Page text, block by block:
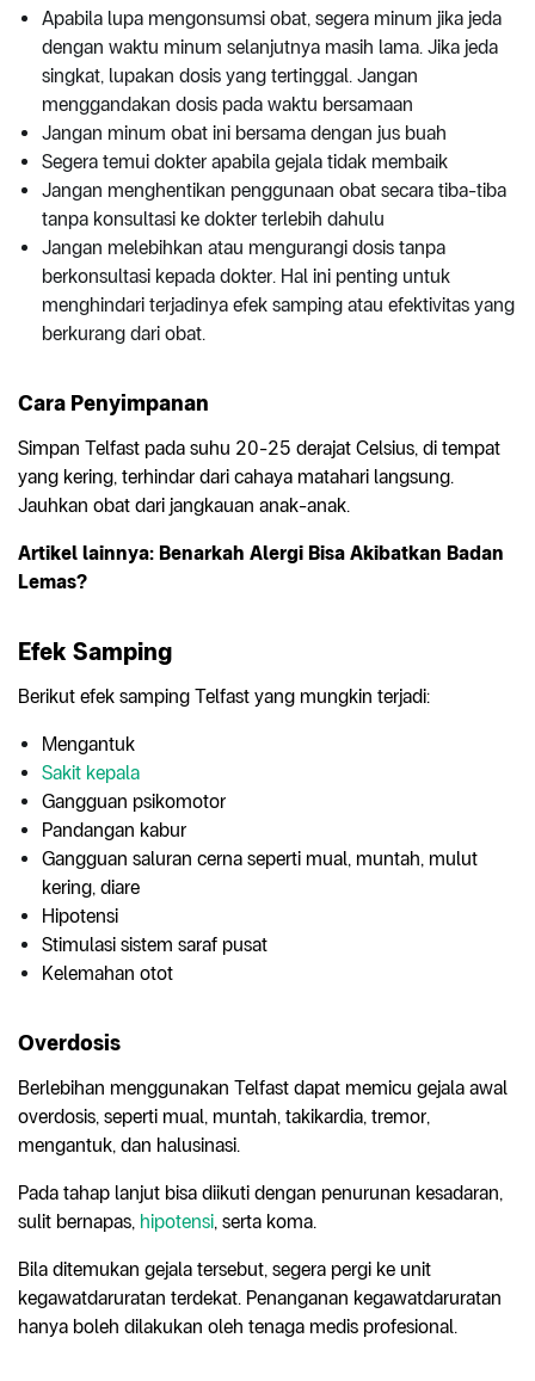
Apabila lupa mengonsumsi obat, segera minum jika jeda
dengan waktu minum selanjutnya masih lama. Jika jeda
singkat, lupakan dosis yang tertinggal. Jangan
menggandakan dosis pada waktu bersamaan
Jangan minum obat ini bersama dengan jus buah
Segera temui dokter apabila gejala tidak membaik
Jangan menghentikan penggunaan obat secara tiba-tiba
tanpa konsultasi ke dokter terlebih dahulu
Jangan melebihkan atau mengurangi dosis tanpa
berkonsultasi kepada dokter. Hal ini penting untuk
menghindari terjadinya efek samping atau efektivitas yang
berkurang dari obat.
Cara Penyimpanan
Simpan Telfast pada suhu 20-25 derajat Celsius, di tempat
yang kering, terhindar dari cahaya matahari langsung.
Jauhkan obat dari jangkauan anak-anak.
Artikel lainnya: Benarkah Alergi Bisa Akibatkan Badan
Lemas?
Efek Samping
Berikut efek samping Telfast yang mungkin terjadi:
Mengantuk
Sakit kepala
Gangguan psikomotor
Pandangan kabur
Gangguan saluran cerna seperti mual, muntah, mulut
kering, diare
Hipotensi
Stimulasi sistem saraf pusat
Kelemahan otot
Overdosis
Berlebihan menggunakan Telfast dapat memicu gejala awal
overdosis, seperti mual, muntah, takikardia, tremor,
mengantuk, dan halusinasi.
Pada tahap lanjut bisa diikuti dengan penurunan kesadaran,
sulit bernapas, hipotensi, serta koma.
Bila ditemukan gejala tersebut, segera pergi ke unit
kegawatdaruratan terdekat. Penanganan kegawatdaruratan
hanya boleh dilakukan oleh tenaga medis profesional.